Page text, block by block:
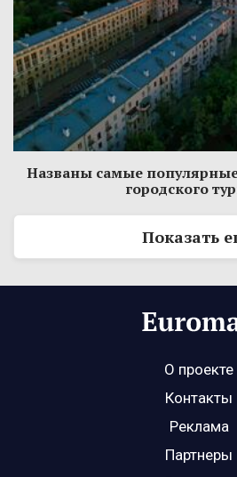
Названы самые
городского
Показать
О проекте
Контакты
Реклама
Партнеры